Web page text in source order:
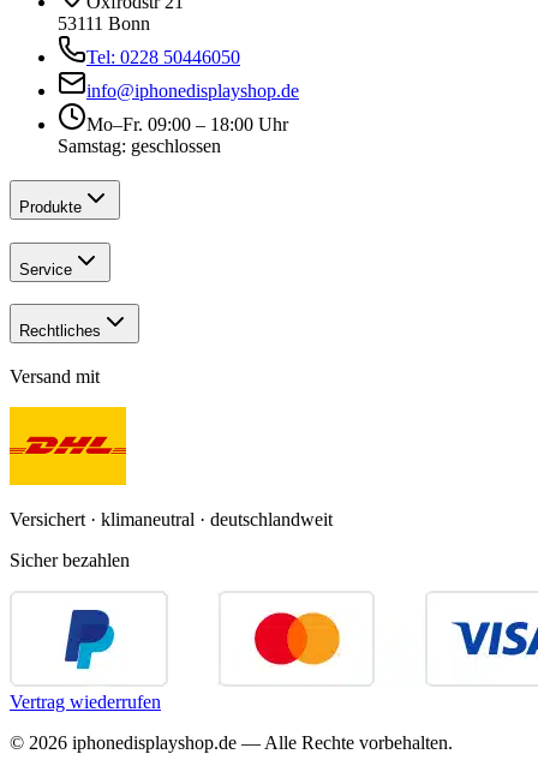
53111 Bonn
Tel: 0228 50446050
info@iphonedisplayshop.de
Mo–Fr. 09:00 – 18:00 Uhr
Samstag: geschlossen
Produkte
Service
Rechtliches
Versand mit
Versichert · klimaneutral · deutschlandweit
Sicher bezahlen
Vertrag wiederrufen
© 2026 iphonedisplayshop.de — Alle Rechte vorbehalten.